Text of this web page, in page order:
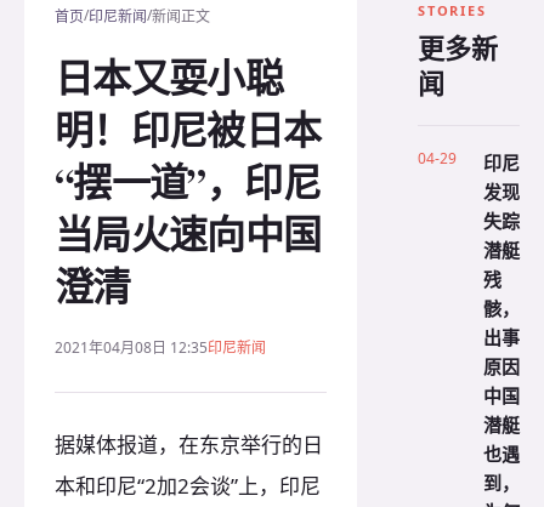
首页/印尼新闻/新闻正文
日本又耍小聪
明！印尼被日本
“摆一道”，印尼
当局火速向中国
澄清
2021年04月08日 12:35印尼新闻
据媒体报道，在东京举行的日
本和印尼“2加2会谈”上，印尼
STORIES
更多新
闻
04-29
印尼
发现
失踪
潜艇
残
骸，
出事
原因
中国
潜艇
也遇
到，